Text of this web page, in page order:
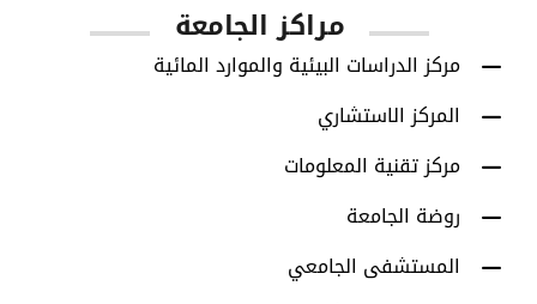
مراكز الجامعة
مركز الدراسات البيئية والموارد المائية
المركز الاستشاري
مركز تقنية المعلومات
روضة الجامعة
المستشفى الجامعي